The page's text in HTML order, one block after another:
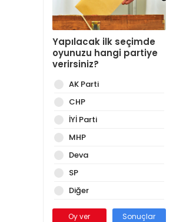
Yapılacak ilk seçimde
oyunuzu hangi partiye
verirsiniz?
AK Parti
CHP
İYİ Parti
MHP
Deva
SP
Diğer
Oy ver Sonuçlar